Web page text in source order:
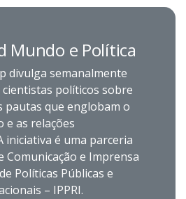
Mundo e Política
divulga semanalmente
políticos sobre
pautas que englobam o
e as relações
iniciativa é uma parceria
Comunicação e Imprensa
Políticas Públicas e
– IPPRI.